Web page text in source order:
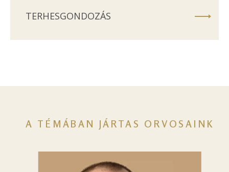
TERHESGONDOZÁS
A TÉMÁBAN JÁRTAS ORVOSAINK